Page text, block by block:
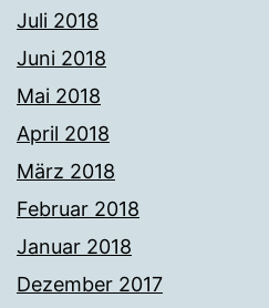
Juli 2018
Juni 2018
Mai 2018
April 2018
März 2018
Februar 2018
Januar 2018
Dezember 2017